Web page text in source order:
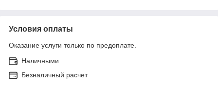
Условия оплаты
Оказание услуги только по предоплате.
Наличными
Безналичный расчет